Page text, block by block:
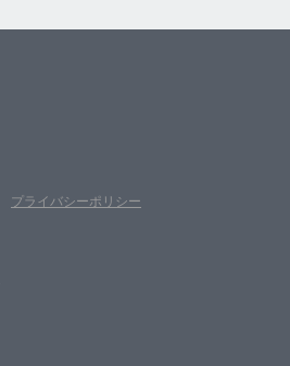
プライバシーポリシー